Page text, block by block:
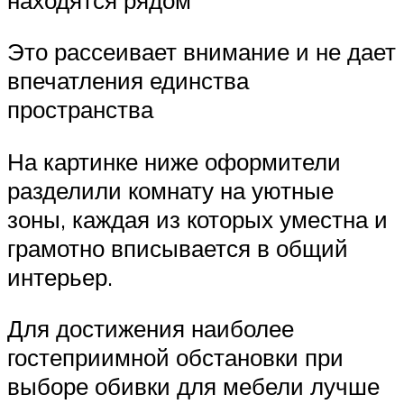
Это рассеивает внимание и не дает
впечатления единства
пространства
На картинке ниже оформители
разделили комнату на уютные
зоны, каждая из которых уместна и
грамотно вписывается в общий
интерьер.
Для достижения наиболее
гостеприимной обстановки при
выборе обивки для мебели лучше